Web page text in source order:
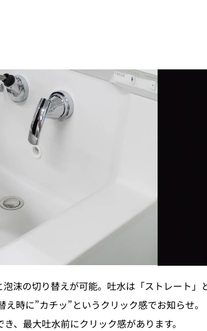
沫の切り替えが可能。吐水は「ストレート」
時に”カチッ”というクリック感でお知らせ。
、最大吐水前にクリック感があります。